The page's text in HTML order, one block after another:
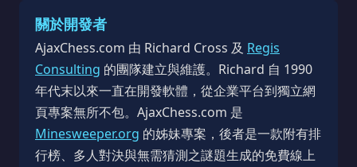
關於開發者
AjaxChess.com 由 Richard Cross 及 Regis
Consulting 的團隊建立與維護。Richard 自 1990
年代末以來一直在開發軟體，從企業平台到獨立網
頁專案無所不包。AjaxChess.com 是
Minesweeper.org 的姊妹專案，後者是一款附有排
行榜、多人對決與無需猜測之謎題生成的免費線上